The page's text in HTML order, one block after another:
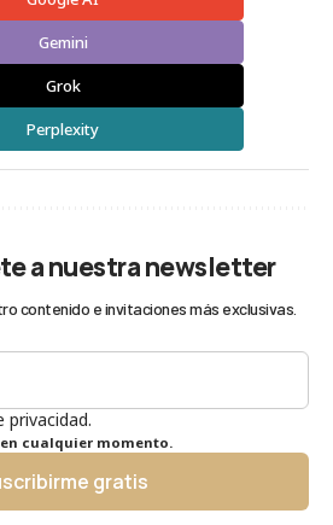
Gemini
Grok
Perplexity
a nuestra newsletter
contenido e invitaciones más exclusivas.
privacidad.
cualquier momento.
gratis